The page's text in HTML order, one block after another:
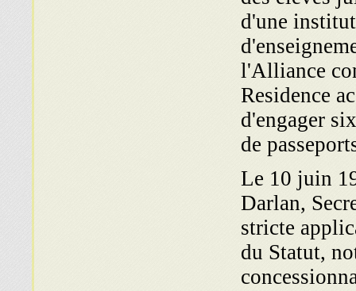
d'une
l'Alliance
Residence
d'engager
de
Le 10 juin
Darlan,
stricte
du Statut,